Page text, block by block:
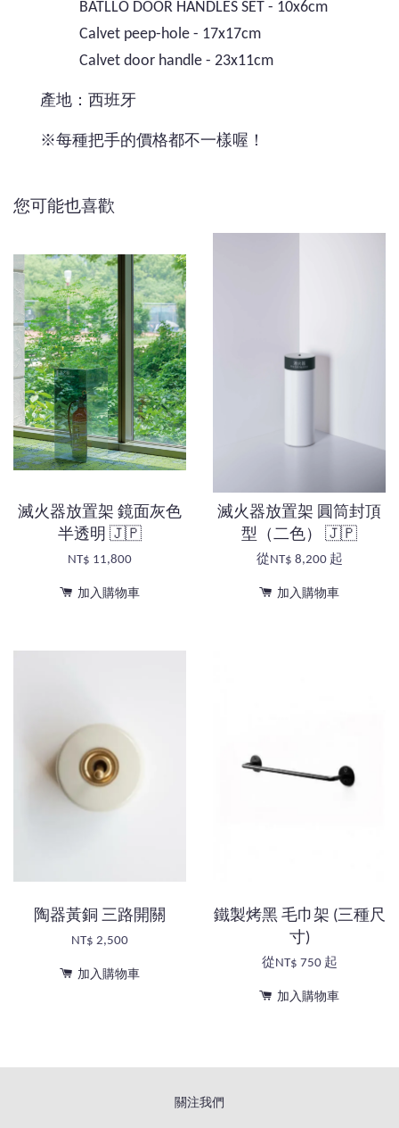
BATLLÓ DOOR HANDLES SET - 10x6cm
Calvet peep-hole - 17x17cm
Calvet door handle - 23x11cm
產地：西班牙
※每種把手的價格都不一樣喔！
您可能也喜歡
滅火器放置架 鏡面灰色
半透明 🇯🇵
NT$ 11,800
加入購物車
滅火器放置架 圓筒封頂
型（二色） 🇯🇵
從NT$ 8,200 起
加入購物車
陶器黃銅 三路開關
NT$ 2,500
加入購物車
鐵製烤黑 毛巾架 (三種尺
寸)
從NT$ 750 起
加入購物車
關注我們